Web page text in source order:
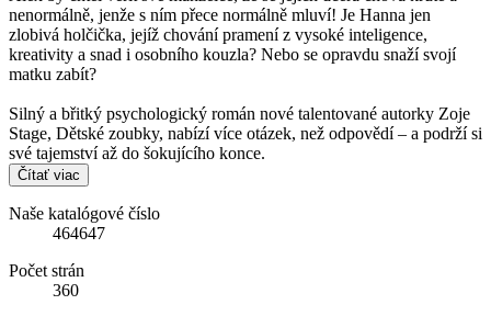
nenormálně, jenže s ním přece normálně mluví! Je Hanna jen
zlobivá holčička, jejíž chování pramení z vysoké inteligence,
kreativity a snad i osobního kouzla? Nebo se opravdu snaží svojí
matku zabít?
Silný a břitký psychologický román nové talentované autorky Zoje
Stage, Dětské zoubky, nabízí více otázek, než odpovědí – a podrží si
své tajemství až do šokujícího konce.
Čítať viac
Naše katalógové číslo
464647
Počet strán
360